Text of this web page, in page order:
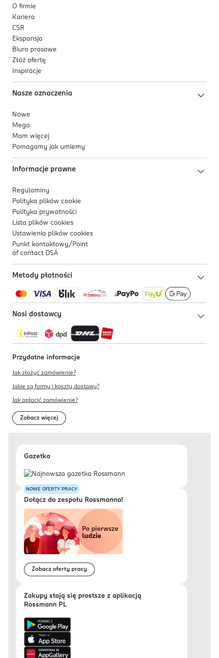
Kod EAN
5 902230 519985
O firmie
Kariera
CSR
Ekspansja
Biuro prasowe
Złóż ofertę
Inspiracje
Nasze oznaczenia
Nowe
Mega
Mam więcej
Pomagamy jak umiemy
Informacje prawne
Regulaminy
Polityka plików cookie
Polityka prywatności
Lista plików cookies
Ustawienia plików cookies
Punkt kontaktowy/ Point
of contact DSA
Metody płatności
Nasi dostawcy
Przydatne informacje
Jak złożyć zamówienie?
Jakie są formy i koszty dostawy?
Jak opłacić zamówienie?
Zobacz więcej
Gazetka
NOWE OFERTY PRACY
Dołącz do zespołu Rossmanna!
Zobacz oferty pracy
Zakupy stają się prostsze z aplikacją
Rossmann PL